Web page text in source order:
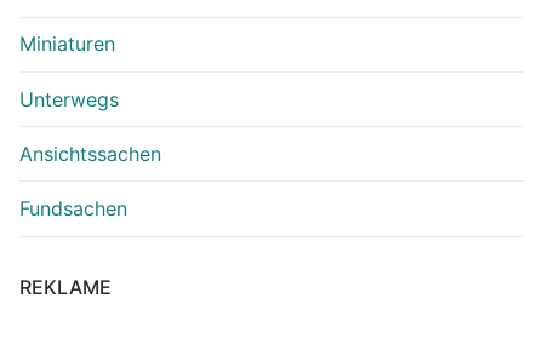
Miniaturen
Unterwegs
Ansichtssachen
Fundsachen
REKLAME